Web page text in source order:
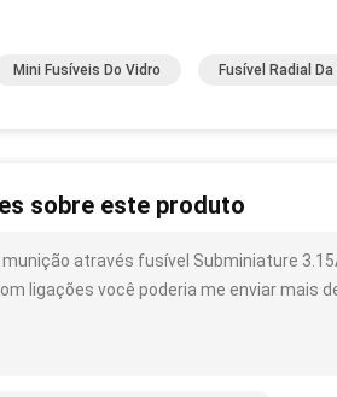
Mini Fusíveis Do Vidro Fusível Radial
sobre este produto
através fusível Subminiature
ligações você poderia me enviar mais